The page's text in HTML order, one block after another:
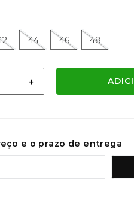
44 46 48
＋
e o prazo de entrega